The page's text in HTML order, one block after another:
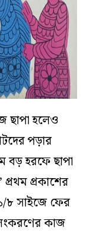
ছাপা হলেও
পড়ার
বড় হরফে ছাপা
প্রথম প্রকাশের
৮ সাইজে ফের
কাজ